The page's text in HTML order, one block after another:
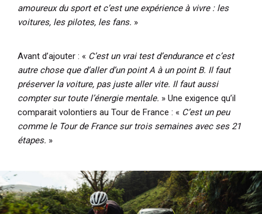
amoureux du sport et c’est une expérience à vivre : les
voitures, les pilotes, les fans. »
Avant d’ajouter : « C’est un vrai test d’endurance et c’est
autre chose que d’aller d’un point A à un point B. Il faut
préserver la voiture, pas juste aller vite. Il faut aussi
compter sur toute l’énergie mentale. » Une exigence qu’il
comparait volontiers au Tour de France : « C’est un peu
comme le Tour de France sur trois semaines avec ses 21
étapes. »